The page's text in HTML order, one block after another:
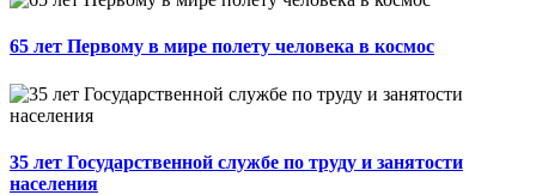
65 лет Первому в мире полету человека в космос
35 лет Государственной службе по труду и занятости
населения